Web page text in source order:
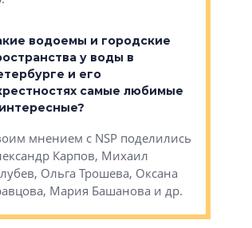
водоемы и городские
у воды в
и его
самые любимые
мнением с NSP поделились
Карпов, Михаил
Ольга Трошева, Оксана
Мария Башанова и др.